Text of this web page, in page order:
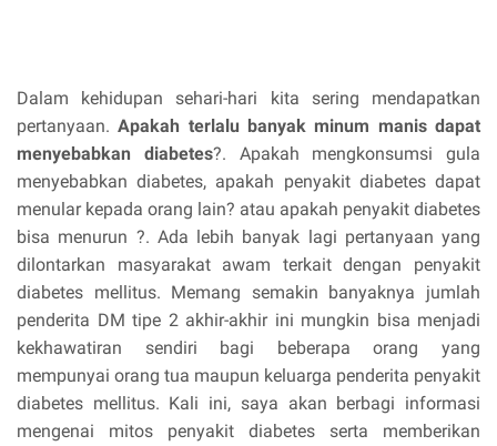
Dalam kehidupan sehari-hari kita sering mendapatkan
pertanyaan.Apakah terlalu banyak minum manis dapat
menyebabkan diabetes?. Apakah mengkonsumsi gula
menyebabkan diabetes, apakah penyakit diabetes dapat
menular kepada orang lain? atau apakah penyakit diabetes
bisa menurun ?. Ada lebih banyak lagi pertanyaan yang
dilontarkan masyarakat awam terkait dengan penyakit
diabetes mellitus. Memang semakin banyaknya jumlah
penderita DM tipe 2 akhir-akhir ini mungkin bisa menjadi
kekhawatiran sendiri bagi beberapa orang yang
mempunyai orang tua maupun keluarga penderita penyakit
diabetes mellitus. Kali ini, saya akan berbagi informasi
mengenai mitos penyakit diabetes serta memberikan